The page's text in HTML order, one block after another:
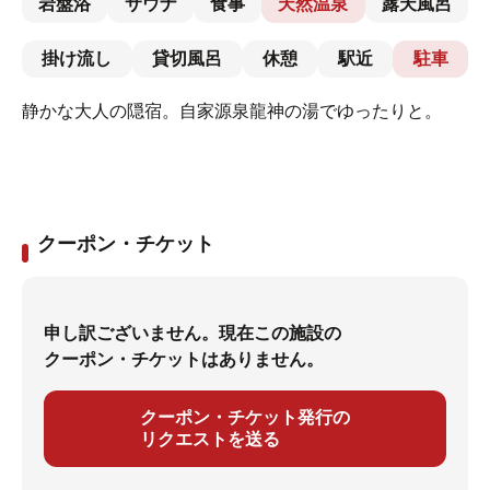
掛け流し 貸切風呂 休憩 駅近 駐車
静かな大人の隠宿。自家源泉龍神の湯でゆったりと。
クーポン・チケット
申し訳ございません。現在この施設の
クーポン・チケットはありません。
クーポン・チケット発行の
リクエストを送る